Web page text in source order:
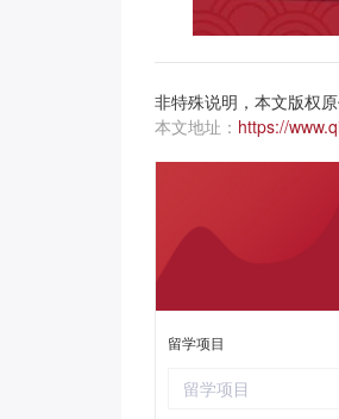
非特殊说明，本文版权
本文地址： https://
留学项目
留学项目